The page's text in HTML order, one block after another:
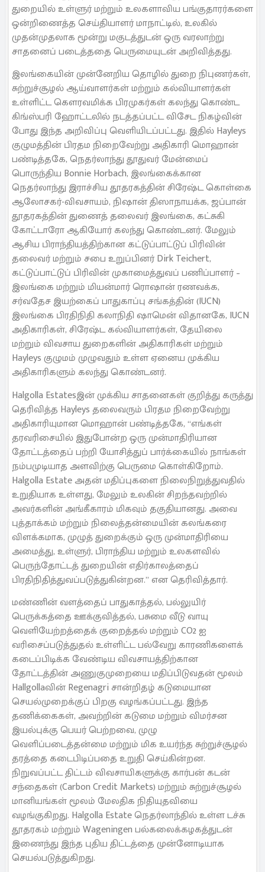
துறையில் உள்ளுர் மற்றும் உலகளாவிய பங்குதாரர்களை
ஒன்றிணைத்த செய்தியாளர் மாநாட்டில், உலகில்
முதன்முதலாக மூன்று மகுடத்துடன் ஒரு வரலாற்று
சாதனைப் படைத்ததை பெருமையுடன் அறிவித்தது.
இலங்கையின் முன்னேறிய தொழில் துறை நிபுணர்கள்,
சுற்றுச்சூழல் ஆய்வாளர்கள் மற்றும் கல்வியாளர்கள்
உள்ளிட்ட கௌரவமிக்க பிரமுகர்கள் கலந்து கொண்ட
கிங்ஸ்பரி ஹோட்டலில் நடத்தப்பட்ட விசேட நிகழ்வின்
போது இந்த அறிவிப்பு வெளியிடப்பட்டது. இதில் Hayleys
குழுமத்தின் பிரதம நிறைவேற்று அதிகாரி மொஹான்
பண்டித்தகே, நெதர்லாந்து தூதுவர் மேன்மைப்
பொருந்திய Bonnie Horbach, இலங்கைக்கான
நெதர்லாந்து இராச்சிய தூதரகத்தின் சிரேஷ்ட கொள்கை
ஆலோசகர்-விவசாயம், நிஷான் திஸாநாயக்க, ஜப்பான்
தூதரகத்தின் துணைத் தலைவர் இலங்கை, கட்சுகி
கோட்டாரோ ஆகியோர் கலந்து கொண்டனர். மேலும்
ஆசிய பிராந்தியத்திற்கான கட்டுப்பாட்டுப் பிரிவின்
தலைவர் மற்றும் சபை உறுப்பினர் Dirk Teichert,
கட்டுப்பாட்டுப் பிரிவின் முகாமைத்துவப் பணிப்பாளர் –
இலங்கை மற்றும் மியன்மார் ரொஷான் ரணவக்க,
சர்வதேச இயற்கைப் பாதுகாப்பு சங்கத்தின் (IUCN)
இலங்கை பிரதிநிதி கலாநிதி ஷாமென் விதானகே, IUCN
அதிகாரிகள், சிரேஷ்ட கல்வியாளர்கள், தேயிலை
மற்றும் விவசாய துறைகளின் அதிகாரிகள் மற்றும்
Hayleys குழுமம் முழுவதும் உள்ள ஏனைய முக்கிய
அதிகாரிகளும் கலந்து கொண்டனர்.
Halgolla Estatesஇன் முக்கிய சாதனைகள் குறித்து கருத்து
தெரிவித்த Hayleys தலைவரும் பிரதம நிறைவேற்று
அதிகாரியுமான மொஹான் பண்டித்தகே, “எங்கள்
தரவரிசையில் இதுபோன்ற ஒரு முன்மாதிரியான
தோட்டத்தைப் பற்றி யோசித்துப் பார்க்கையில் நாங்கள்
நம்பமுடியாத அளவிற்கு பெருமை கொள்கிறோம்.
Halgolla Estate அதன் மதிப்புகளை நிலைநிறுத்துவதில்
உறுதியாக உள்ளது, மேலும் உலகின் சிறந்தவற்றில்
அவர்களின் அங்கீகாரம் மிகவும் தகுதியானது. அவை
புத்தாக்கம் மற்றும் நிலைத்தன்மையின் கலங்கரை
விளக்கமாக, முழுத் துறைக்கும் ஒரு முன்மாதிரியை
அமைத்து, உள்ளுர், பிராந்திய மற்றும் உலகளவில்
பெருந்தோட்டத் துறையின் எதிர்காலத்தைப்
பிரதிநிதித்துவப்படுத்துகின்றன.” என தெரிவித்தார்.
மண்ணின் வளத்தைப் பாதுகாத்தல், பல்லுயிர்
பெருக்கத்தை ஊக்குவித்தல், பசுமை வீடு வாயு
வெளியேற்றத்தைக் குறைத்தல் மற்றும் CO2 ஐ
வரிசைப்படுத்துதல் உள்ளிட்ட பல்வேறு காரணிகளைக்
கடைப்பிடிக்க வேண்டிய விவசாயத்திற்கான
தோட்டத்தின் அணுகுமுறையை மதிப்பிடுவதன் மூலம்
Hallgollaவின் Regenagri சான்றிதழ் கடுமையான
செயல்முறைக்குப் பிறகு வழங்கப்பட்டது. இந்த
தணிக்கைகள், அவற்றின் கடுமை மற்றும் விமர்சன
இயல்புக்கு பெயர் பெற்றவை, முழு
வெளிப்படைத்தன்மை மற்றும் மிக உயர்ந்த சுற்றுச்சூழல்
தரத்தை கடைபிடிப்பதை உறுதி செய்கின்றன.
நிறுவப்பட்ட திட்டம் விவசாயிகளுக்கு கார்பன் கடன்
சந்தைகள் (Carbon Credit Markets) மற்றும் சுற்றுச்சூழல்
மானியங்கள் மூலம் மேலதிக நிதியுதவியை
வழங்குகிறது. Halgolla Estate நெதர்லாந்தில் உள்ள டச்சு
தூதரகம் மற்றும் Wageningen பல்கலைக்கழகத்துடன்
இணைந்து இந்த புதிய திட்டத்தை முன்னோடியாக
செயல்படுத்துகிறது.